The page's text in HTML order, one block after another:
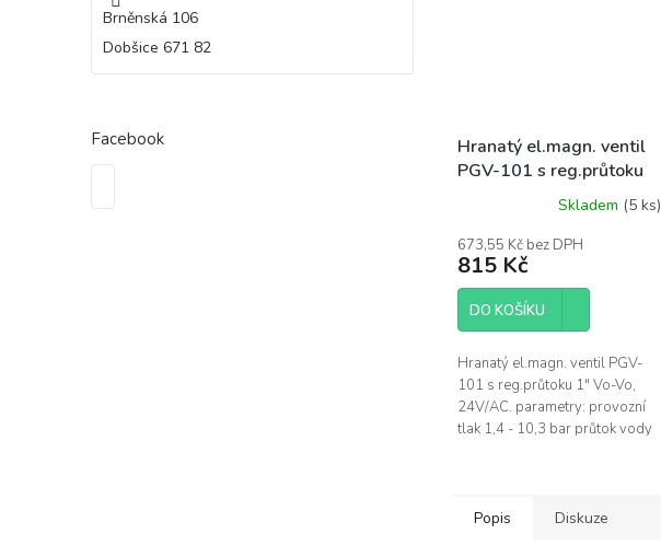
Brněnská 106
Dobšice 671 82
Facebook
Hranatý el.magn. ventil
PGV-101 s reg.průtoku
1" Vn-Vn, 24V/AC
Skladem (5 ks)
673,55 Kč bez DPH
815 Kč
DO KOŠÍKU
Hranatý el.magn. ventil PGV-
101 s reg.průtoku 1" Vo-Vo,
24V/AC. parametry: provozní
tlak 1,4 - 10,3 bar průtok vody
Popis Diskuze